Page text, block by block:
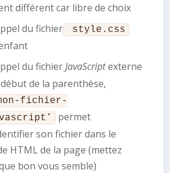
différent car libre de choix
du fichier style.css
du fichierJavaScriptexterne
de la parenthèse,
fichier-
permet
son fichier dans le
HTML de la page (mettez
bon vous semble)